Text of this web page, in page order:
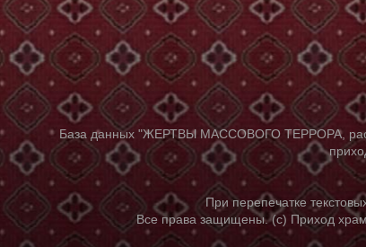
База данных "ЖЕРТВЫ МАССОВОГО ТЕРРОРА,
При перепечатке
Все права защищены. (с) Приход